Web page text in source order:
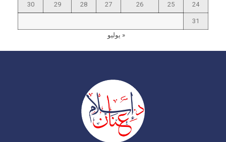
24
25
26
27
28
29
30
31
« يوليو